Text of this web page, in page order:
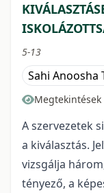
5-13
Sahi Anoosha
Megtekintések
A szervezetek
a kiválasztás.
vizsgálja
tényező, a